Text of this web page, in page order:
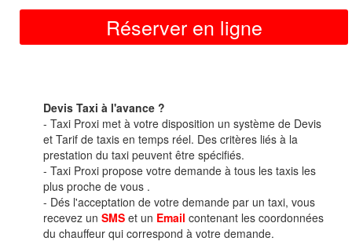
Réserver en ligne
Devis Taxi à l'avance ?
- Taxi Proxi met à votre disposition un système de Devis
et Tarif de taxis en temps réel. Des critères liés à la
prestation du taxi peuvent être spécifiés.
- Taxi Proxi propose votre demande à tous les taxis les
plus proche de vous .
- Dés l'acceptation de votre demande par un taxi, vous
recevez un SMS et un Email contenant les coordonnées
du chauffeur qui correspond à votre demande.